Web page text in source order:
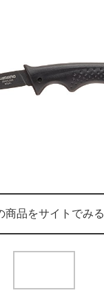
商品をサイトでみる